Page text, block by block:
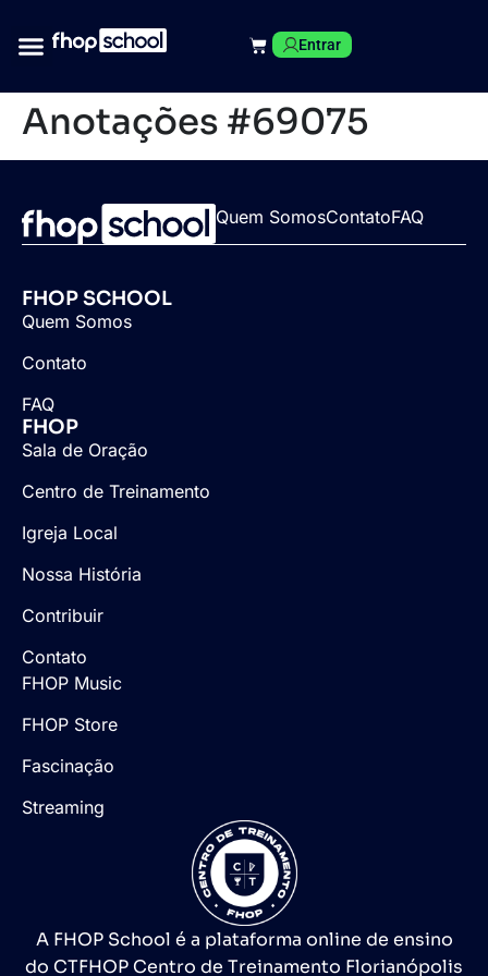
Entrar
Anotações #69075
Quem SomosContatoFAQ
FHOP SCHOOL
Quem Somos
Contato
FAQ
FHOP
Sala de Oração
Centro de Treinamento
Igreja Local
Nossa História
Contribuir
Contato
FHOP Music
FHOP Store
Fascinação
Streaming
A FHOP School é a plataforma online de ensino
do CTFHOP Centro de Treinamento Florianópolis